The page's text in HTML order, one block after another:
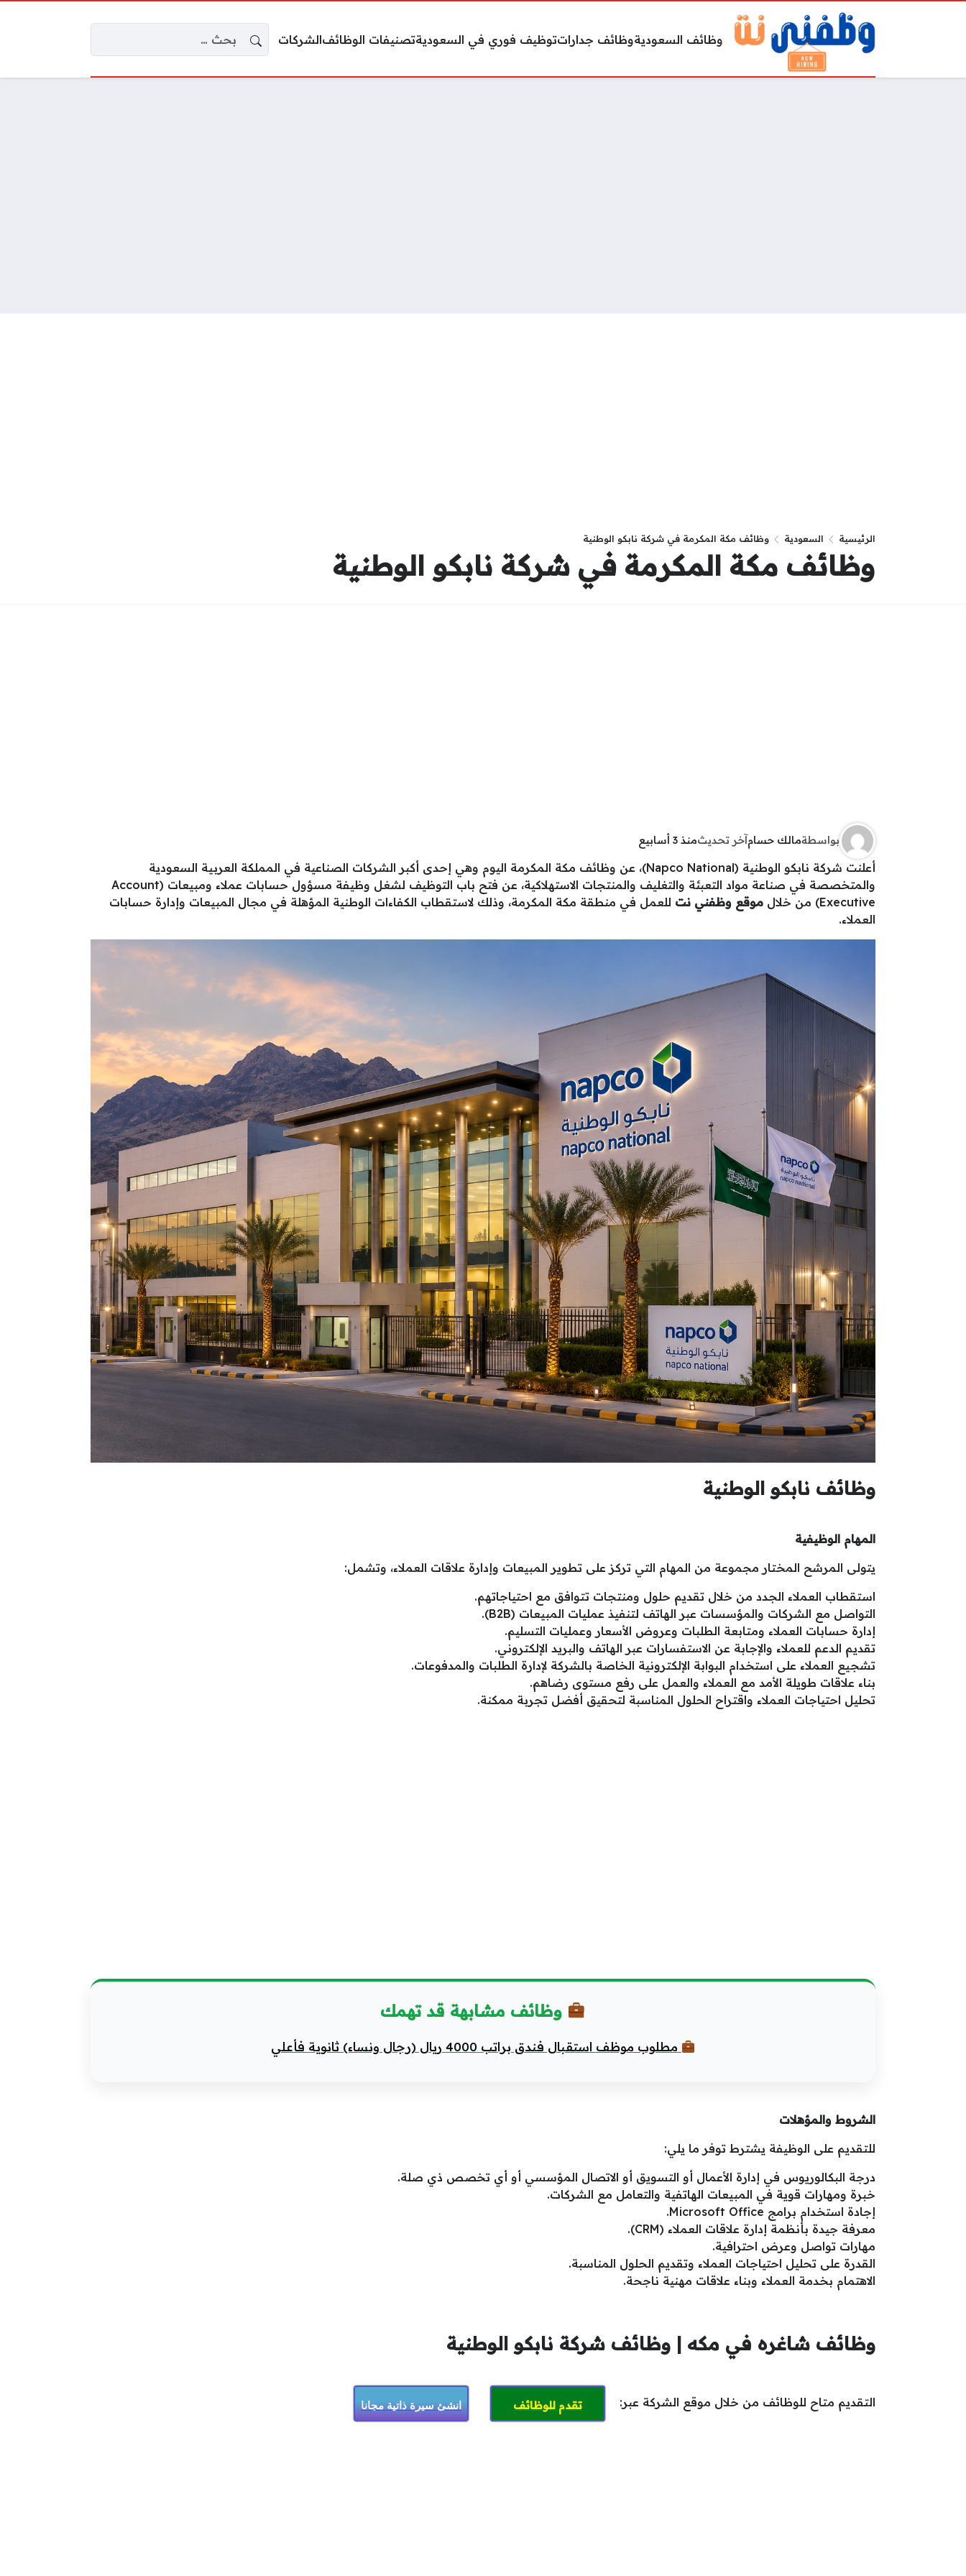
وظائف السعوديةوظائف جداراتتوظيف فوري في السعوديةتصنيفات الوظائفالشركات
البحث عن:
الرئيسية السعودية وظائف مكة المكرمة في شركة نابكو الوطنية
وظائف مكة المكرمة في شركة نابكو الوطنية
بواسطةمالك حسام آخر تحديثمنذ 3 أسابيع
أعلنت شركة نابكو الوطنية (Napco National)، عن وظائف مكة المكرمة اليوم وهي إحدى أكبر الشركات الصناعية في المملكة العربية السعودية
والمتخصصة في صناعة مواد التعبئة والتغليف والمنتجات الاستهلاكية، عن فتح باب التوظيف لشغل وظيفة مسؤول حسابات عملاء ومبيعات (Account
Executive) من خلال
موقع وظفني نت للعمل في منطقة مكة المكرمة، وذلك لاستقطاب الكفاءات الوطنية المؤهلة في مجال المبيعات وإدارة حسابات
العملاء.
وظائف نابكو الوطنية
المهام الوظيفية
يتولى المرشح المختار مجموعة من المهام التي تركز على تطوير المبيعات وإدارة علاقات العملاء، وتشمل:
استقطاب العملاء الجدد من خلال تقديم حلول ومنتجات تتوافق مع احتياجاتهم.
التواصل مع الشركات والمؤسسات عبر الهاتف لتنفيذ عمليات المبيعات (B2B).
إدارة حسابات العملاء ومتابعة الطلبات وعروض الأسعار وعمليات التسليم.
تقديم الدعم للعملاء والإجابة عن الاستفسارات عبر الهاتف والبريد الإلكتروني.
تشجيع العملاء على استخدام البوابة الإلكترونية الخاصة بالشركة لإدارة الطلبات والمدفوعات.
بناء علاقات طويلة الأمد مع العملاء والعمل على رفع مستوى رضاهم.
تحليل احتياجات العملاء واقتراح الحلول المناسبة لتحقيق أفضل تجربة ممكنة.
وظائف مشابهة قد تهمك
مطلوب موظف استقبال فندق براتب 4000 ريال (رجال ونساء) ثانوية فأعلي
الشروط والمؤهلات
للتقديم على الوظيفة يشترط توفر ما يلي:
درجة البكالوريوس في إدارة الأعمال أو التسويق أو الاتصال المؤسسي أو أي تخصص ذي صلة.
خبرة ومهارات قوية في المبيعات الهاتفية والتعامل مع الشركات.
إجادة استخدام برامج Microsoft Office.
معرفة جيدة بأنظمة إدارة علاقات العملاء (CRM).
مهارات تواصل وعرض احترافية.
القدرة على تحليل احتياجات العملاء وتقديم الحلول المناسبة.
الاهتمام بخدمة العملاء وبناء علاقات مهنية ناجحة.
وظائف شاغره في مكه | وظائف شركة نابكو الوطنية
التقديم متاح للوظائف من خلال موقع الشركة عبر: تقدم للوظائف انشئ سيرة ذاتية مجانا